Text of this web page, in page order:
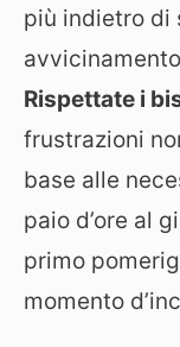
più indietro di
Rispettate i
frustrazioni
base alle
paio d’ore al
primo
momento